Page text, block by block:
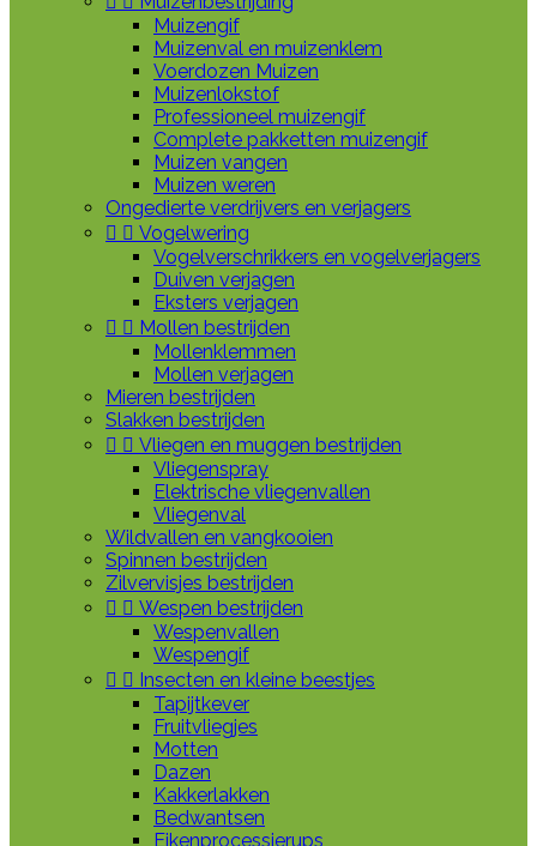
Muizengif
Muizenval en muizenklem
Voerdozen Muizen
Muizenlokstof
Professioneel muizengif
Complete pakketten muizengif
Muizen vangen
Muizen weren
Ongedierte verdrijvers en verjagers
  Vogelwering
Vogelverschrikkers en vogelverjagers
Duiven verjagen
Eksters verjagen
  Mollen bestrijden
Mollenklemmen
Mollen verjagen
Mieren bestrijden
Slakken bestrijden
  Vliegen en muggen bestrijden
Vliegenspray
Elektrische vliegenvallen
Vliegenval
Wildvallen en vangkooien
Spinnen bestrijden
Zilvervisjes bestrijden
  Wespen bestrijden
Wespenvallen
Wespengif
  Insecten en kleine beestjes
Tapijtkever
Fruitvliegjes
Motten
Dazen
Kakkerlakken
Bedwantsen
Eikenprocessierups